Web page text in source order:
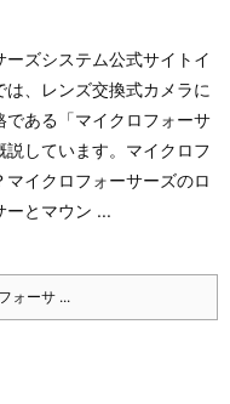
ーズシステム公式サイトイ
は、レンズ交換式カメラに
である「マイクロフォーサ
しています。 マイクロフ
マイクロフォーサーズのロ
ーとマウン ...
ォーサ ...